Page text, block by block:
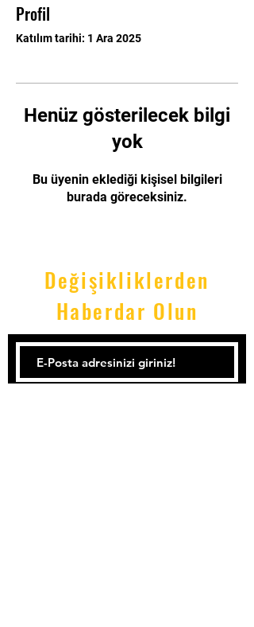
Profil
Katılım tarihi: 1 Ara 2025
Henüz gösterilecek bilgi
yok
Bu üyenin eklediği kişisel bilgileri
burada göreceksiniz.
Değişikliklerden
Haberdar Olun